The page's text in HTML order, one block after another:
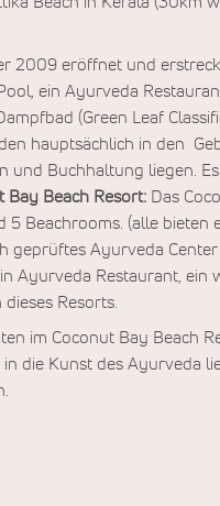
2009 eröffnet und
ein Ayurveda
(Green Leaf
hauptsächlich in den
und Buchhaltung liegen.
Bay Beach Resort: Das
Beachrooms. (alle bieten
geprüftes Ayurveda
Ayurveda Restaurant,
Resorts.
im Coconut Bay Beach
die Kunst des Ayurveda